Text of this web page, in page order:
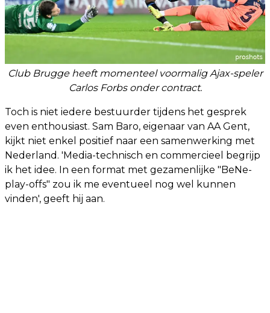
Club Brugge heeft momenteel voormalig Ajax-speler
Carlos Forbs onder contract.
Toch is niet iedere bestuurder tijdens het gesprek
even enthousiast. Sam Baro, eigenaar van AA Gent,
kijkt niet enkel positief naar een samenwerking met
Nederland. 'Media-technisch en commercieel begrijp
ik het idee. In een format met gezamenlijke "BeNe-
play-offs" zou ik me eventueel nog wel kunnen
vinden', geeft hij aan.